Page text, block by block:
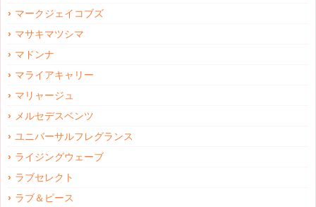
マークジェイコブズ
マサキマツシマ
マドンナ
マライアキャリー
マリャージュ
メルセデスベンツ
ユニバーサルフレグランス
ライジングウェーブ
ラブセレクト
ラブ＆ピース